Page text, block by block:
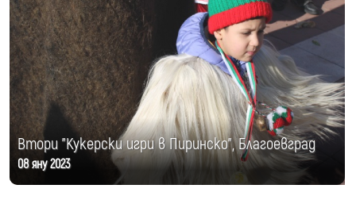
Втори "Кукерски игри в Пиринско", Благоевград
08 яну 2023